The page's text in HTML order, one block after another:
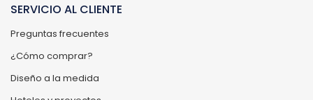
SERVICIO AL CLIENTE
Preguntas frecuentes
¿Cómo comprar?
Diseño a la medida